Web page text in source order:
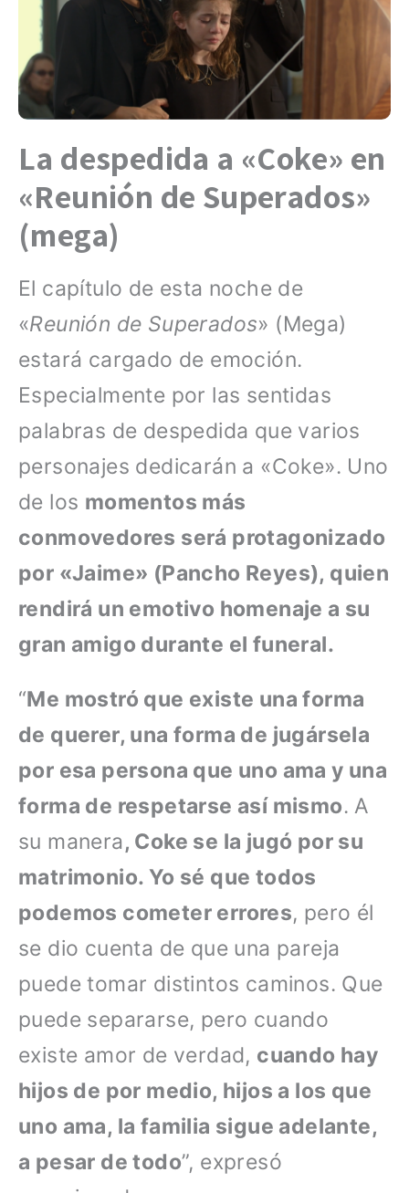
La despedida a «Coke» en
«Reunión de Superados»
(mega)
El capítulo de esta noche de
«Reunión de Superados» (Mega)
estará cargado de emoción.
Especialmente por las sentidas
palabras de despedida que varios
personajes dedicarán a «Coke». Uno
de los momentos más
conmovedores será protagonizado
por «Jaime» (Pancho Reyes), quien
rendirá un emotivo homenaje a su
gran amigo durante el funeral.
“Me mostró que existe una forma
de querer, una forma de jugársela
por esa persona que uno ama y una
forma de respetarse así mismo. A
su manera, Coke se la jugó por su
matrimonio. Yo sé que todos
podemos cometer errores, pero él
se dio cuenta de que una pareja
puede tomar distintos caminos. Que
puede separarse, pero cuando
existe amor de verdad, cuando hay
hijos de por medio, hijos a los que
uno ama, la familia sigue adelante,
a pesar de todo”, expresó